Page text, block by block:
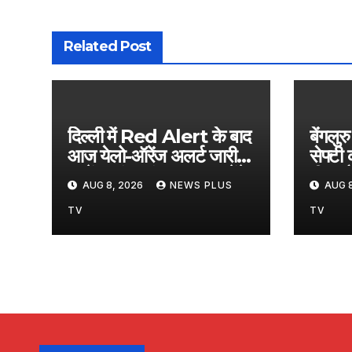
Related Post
दिल्ली में Red Alert के बाद
आज येलो-ऑरेंज अलर्ट जारी,
जानें कहां कहां झमाझम बरसेंगे
बादल?​on August 8,
2026 at 2:35 am
AUG 8, 2026 NEWS PLUS
TV
बेंगलुरु
सेफ्टी
मीटAUG
TV